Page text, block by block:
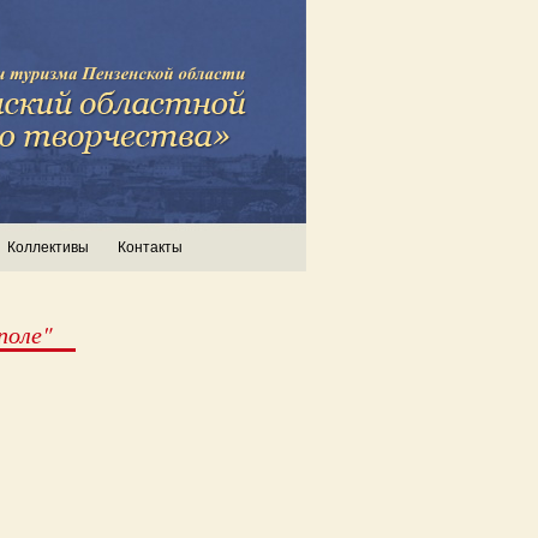
Коллективы Контакты